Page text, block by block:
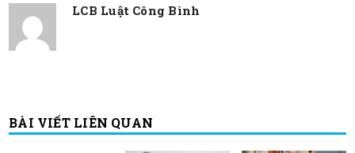
LCB Luật Công Bình
BÀI VIẾT LIÊN QUAN